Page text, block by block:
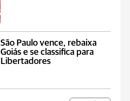
São Paulo vence, rebaixa
Goiás e se classifica para
Libertadores